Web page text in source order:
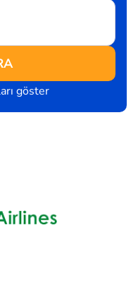
göster